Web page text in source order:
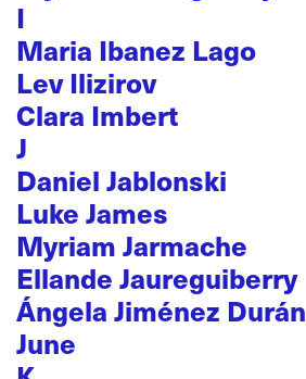
I
Maria Ibanez Lago
Lev Ilizirov
Clara Imbert
J
Daniel Jablonski
Luke James
Myriam Jarmache
Ellande Jaureguiberry
Ángela Jiménez Durán
June